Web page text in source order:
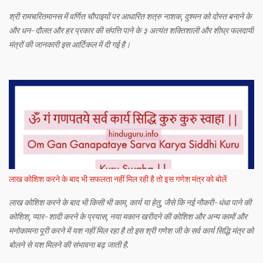
श्री रामचरितमानस में वर्णित चौपाइयों पर आधारित शत्रु नाशक, दुश्मन को दोस्त बनाने के
और धन-दौलत और हर प्रकार की संपत्ति पाने के ३ अत्यंत शक्तिशाली और शीघ्र फलदायी
मंत्रों की जानकारी इस आर्टिकल में दी गई है।
लाख कोशिश करने के बाद भी सफलता नहीं मिल रही है तो इस गणेश मंत्र को बोलें
लाख कोशिश करने के बाद भी किसी भी काम, कार्य या हेतु, जैसे कि नई नौकरी-धंधा पाने की
कोशिश, प्यार-शादी करने के प्रयास, नया मकान खरीदने की कोशिश और अन्य कामों और
मनोकामना पूरी करने में यश नहीं मिल रहा है तो इस श्री गणेश जी के सर्व कार्य सिद्धि मंत्र को
बोलने से यश मिलने की संभावना बढ़ जाती है.